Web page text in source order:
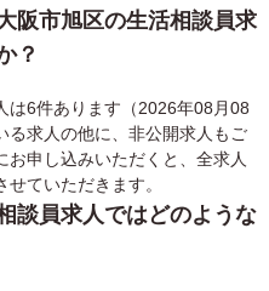
阪市旭区の生活相談員求
？
は6件あります（2026年08月08
る求人の他に、非公開求人もご
お申し込みいただくと、全求人
ていただきます。
談員求人ではどのような